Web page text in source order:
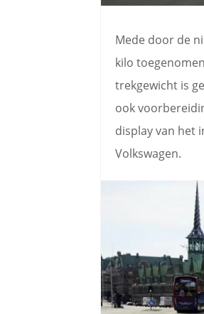
Mede door de
kilo
trekgewicht is
ook
display van het
Volkswagen.